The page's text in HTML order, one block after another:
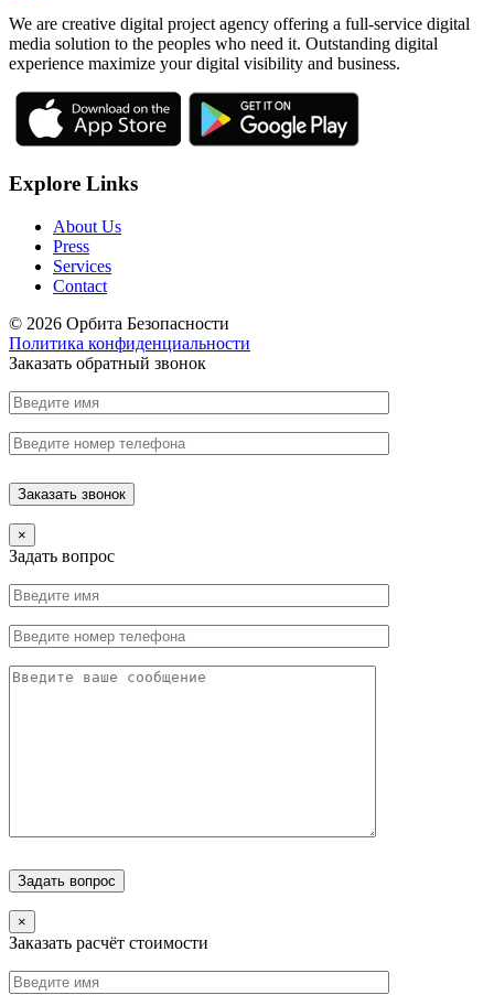
We are creative digital project agency offering a full-service digital
media solution to the peoples who need it. Outstanding digital
experience maximize your digital visibility and business.
Explore Links
About Us
Press
Services
Contact
© 2026 Орбита Безопасности
Политика конфиденциальности
Заказать обратный звонок
×
Задать вопрос
×
Заказать расчёт стоимости